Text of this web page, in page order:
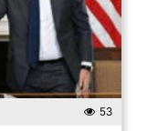
53